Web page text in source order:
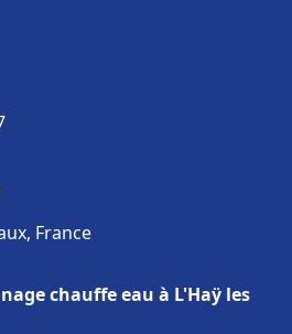
France
chauffe eau à L'Haÿ les